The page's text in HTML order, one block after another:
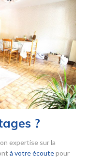
?
expertise sur la
à votre écoutepour